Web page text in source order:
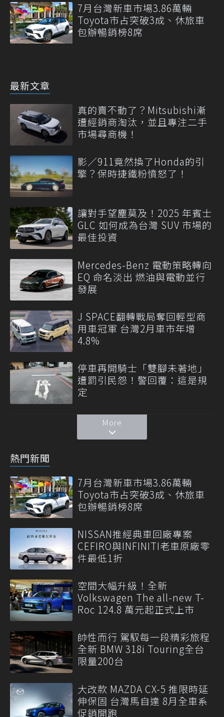
7月台灣新車市場3.86萬輛
Toyota市占突破3成、休旅車
包辦暢銷榜8席
最新文章
真的賣不動了？Mitsubishi漸
遭經銷商淘汰，並且專注二手
市場尋商機！
影／911竟然換了Honda的引
擎？保時捷鐵粉憤怒了！
讓對手望塵莫及！2025 年賓士
GLC 如何成為台灣 SUV 市場的
最佳投資
Mercedes-Benz 電動策略轉向
EQ 命名淡出 燃油與電動並行
發展
J SPACE翻轉戰局奪回輕型商
用車冠軍 台灣2月車市年增
4.8%
停車再開騎士「雙腳未著地」
遭罰引民怨！警回覆：這是規
定
More
熱門新聞
7月台灣新車市場3.86萬輛
Toyota市占突破3成、休旅車
包辦暢銷榜8席
NISSAN推經典車回廠專案
CEFIRO與INFINITI老車原廠零
件最低1折
空間大幅升級！全新
Volkswagen The all-new T-
Roc 124.8 萬元起正式上市
帥性而行 駕馭每一段精彩旅程
全新 BMW 318i Touring全台
限量200台
大改款 MAZDA CX-5 推限時延
伸保固 台灣馬自達 8月全車系
促銷開跑